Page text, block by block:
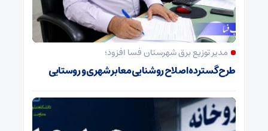
مدیر توزیع برق شهرستان فسا افزود؛
طرح گسترده اصلاح روشنایی معابر شهری و روستایی